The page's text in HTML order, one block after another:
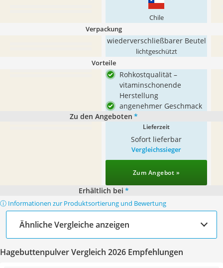
Chile
Verpackung
wiederverschließbarer Beutel
lichtgeschützt
Vorteile
Rohkostqualität –
vitaminschonende
Herstellung
angenehmer Geschmack
Zu den Angeboten *
Lieferzeit
Sofort lieferbar
Vergleichssieger
Zum Angebot »
Erhältlich bei *
ⓘ Informationen zur Produktsortierung und Bewertung
Ähnliche Vergleiche anzeigen
Hagebuttenpulver Vergleich 2026 Empfehlungen